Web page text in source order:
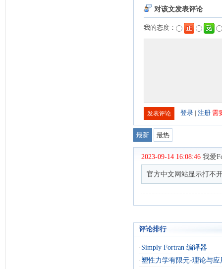
评论排行
· Simply Fortran 编译器
· 塑性力学有限元-理论与应